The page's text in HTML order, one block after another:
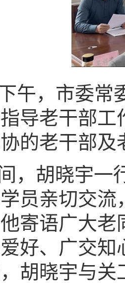
午，市委常
导老干部
的老干部
，胡晓宇一
员亲切交
寄语广大
好、广交
胡晓宇与